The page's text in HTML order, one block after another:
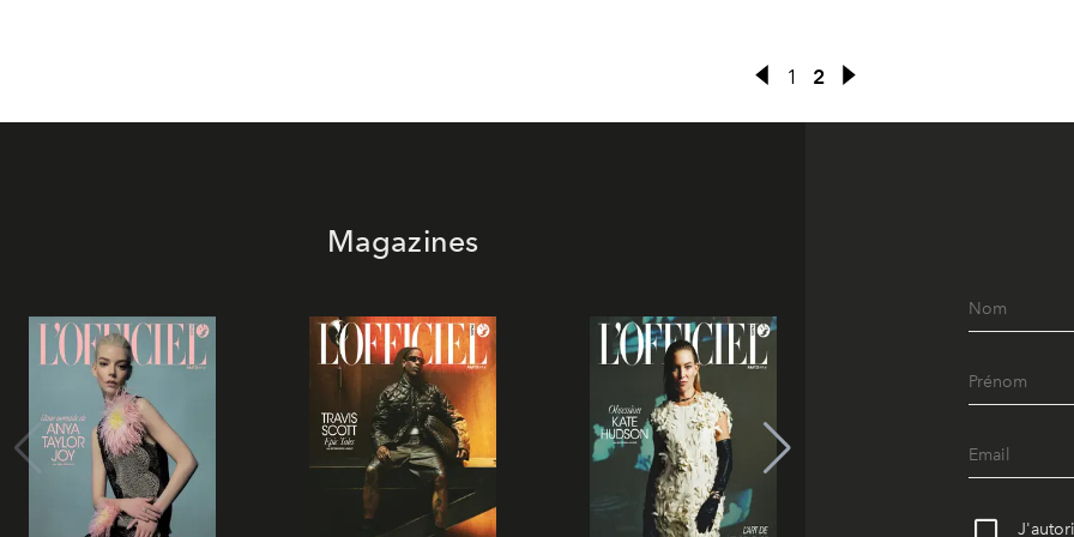
1 2
Magazines